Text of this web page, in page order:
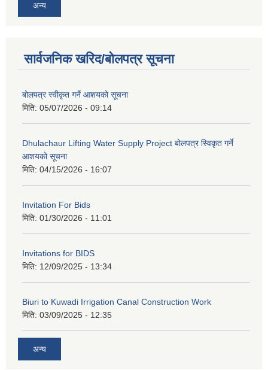
अन्य
सार्वजनिक खरिद/बोलपत्र सूचना
बोलपत्र स्वीकृत गर्ने आशयको सूचना
मिति: 05/07/2026 - 09:14
Dhulachaur Lifting Water Supply Project बोलपत्र स्विकृत गर्ने
आशयको सूचना
मिति: 04/15/2026 - 16:07
Invitation For Bids
मिति: 01/30/2026 - 11:01
Invitations for BIDS
मिति: 12/09/2025 - 13:34
Biuri to Kuwadi Irrigation Canal Construction Work
मिति: 03/09/2025 - 12:35
अन्य